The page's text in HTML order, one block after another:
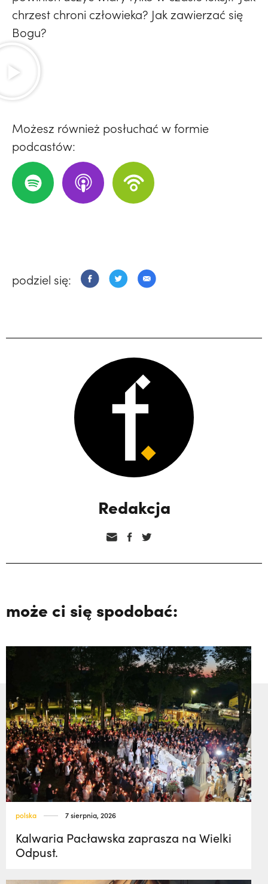
chrzest chroni człowieka? Jak zawierzać się
Bogu?
Możesz również posłuchać w formie
podcastów:
podziel się:
Redakcja
może ci się spodobać:
polska 7 sierpnia, 2026
Kalwaria Pacławska zaprasza na Wielki
Odpust.